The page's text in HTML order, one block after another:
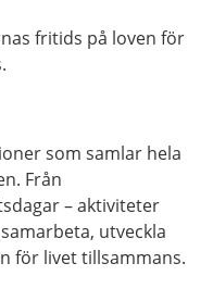
fritids på loven för
som samlar hela
Från
– aktiviteter
utveckla
för livet tillsammans.